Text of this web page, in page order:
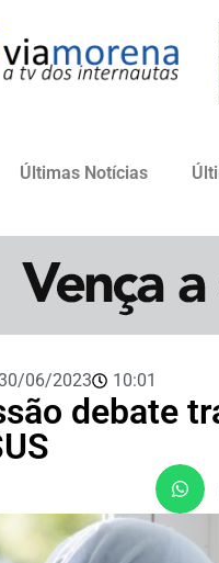
Últimas Notícias
06/2023 10:01
debate